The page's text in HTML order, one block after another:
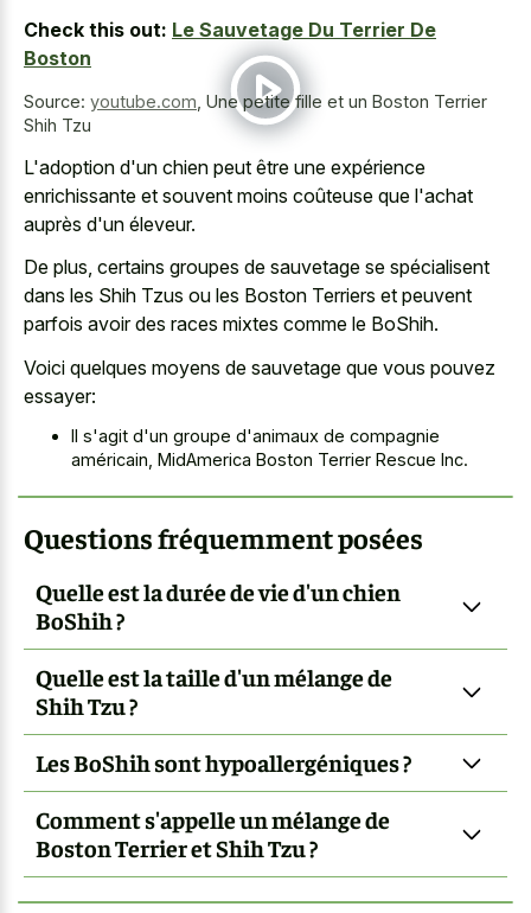
Check this out: Le Sauvetage Du Terrier De
Boston
Source: youtube.com Une petite fille et un Boston Terrier
Shih Tzu
L'adoption d'un chien peut être une expérience
enrichissante et souvent moins coûteuse que l'achat
auprès d'un éleveur.
De plus, certains groupes de sauvetage se spécialisent
dans les Shih Tzus ou les Boston Terriers et peuvent
parfois avoir des races mixtes comme le BoShih.
Voici quelques moyens de sauvetage que vous pouvez
essayer:
Il s'agit d'un groupe d'animaux de compagnie
américain, MidAmerica Boston Terrier Rescue Inc.
Questions fréquemment posées
Quelle est la durée de vie d'un chien
BoShih ?
Quelle est la taille d'un mélange de
Shih Tzu ?
Les BoShih sont hypoallergéniques ?
Comment s'appelle un mélange de
Boston Terrier et Shih Tzu ?